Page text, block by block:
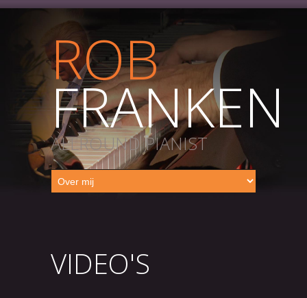
ROB
FRANKEN
ALLROUND PIANIST
VIDEO'S